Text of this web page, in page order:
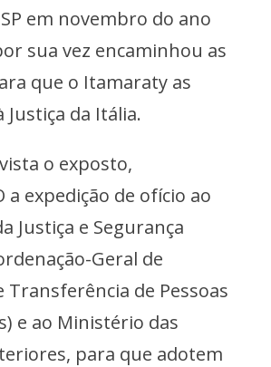
em novembro do ano
sua vez encaminhou as
que o Itamaraty as
da Itália.
o exposto,
a expedição de ofício ao
Justiça e Segurança
Geral de
Transferência de Pessoas
e ao Ministério das
para que adotem